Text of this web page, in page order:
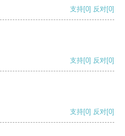
支持[0] 反对[0]
支持[0] 反对[0]
支持[0] 反对[0]